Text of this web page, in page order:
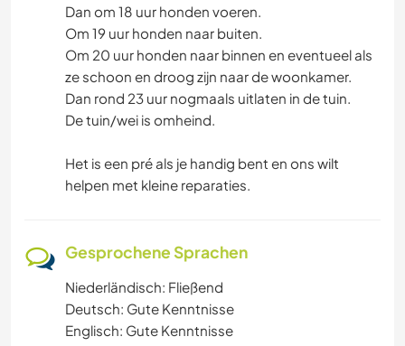
Dan om 18 uur honden voeren.
Om 19 uur honden naar buiten.
Om 20 uur honden naar binnen en eventueel als
ze schoon en droog zijn naar de woonkamer.
Dan rond 23 uur nogmaals uitlaten in de tuin.
De tuin/wei is omheind.
Het is een pré als je handig bent en ons wilt
helpen met kleine reparaties.
Gesprochene Sprachen
Niederländisch: Fließend
Deutsch: Gute Kenntnisse
Englisch: Gute Kenntnisse